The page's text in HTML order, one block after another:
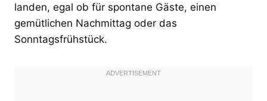
landen, egal ob für spontane Gäste, einen
gemütlichen Nachmittag oder das
Sonntagsfrühstück.